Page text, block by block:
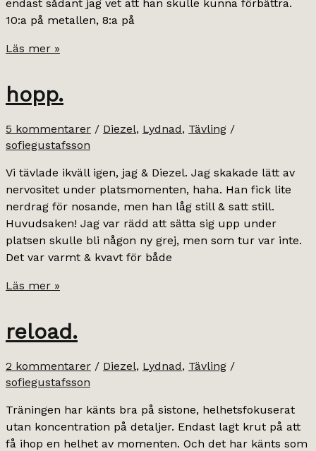
endast sådant jag vet att han skulle kunna förbättra.
10:a på metallen, 8:a på
lydnadsdebut.
Läs mer »
hopp.
5 kommentarer / Diezel, Lydnad, Tävling /
sofiegustafsson
Vi tävlade ikväll igen, jag & Diezel. Jag skakade lätt av
nervositet under platsmomenten, haha. Han fick lite
nerdrag för nosande, men han låg still & satt still.
Huvudsaken! Jag var rädd att sätta sig upp under
platsen skulle bli någon ny grej, men som tur var inte.
Det var varmt & kvavt för både
hopp.
Läs mer »
reload.
2 kommentarer / Diezel, Lydnad, Tävling /
sofiegustafsson
Träningen har känts bra på sistone, helhetsfokuserat
utan koncentration på detaljer. Endast lagt krut på att
få ihop en helhet av momenten. Och det har känts som